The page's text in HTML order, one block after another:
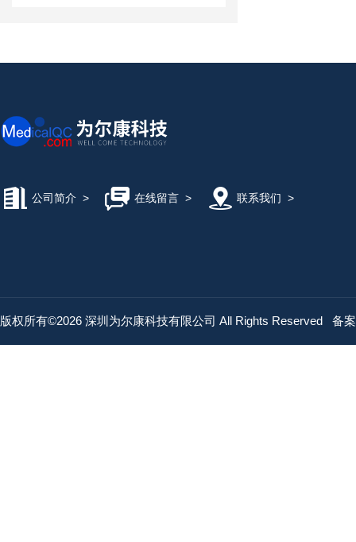
公司简介 > 在线留言> 联系我们 >
版权所有©2026 深圳为尔康科技有限公司 All Rights Reserved 备